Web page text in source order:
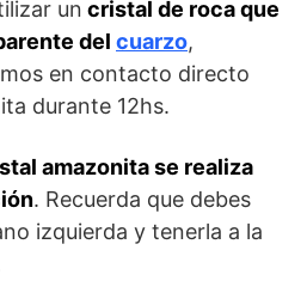
un cristal de roca que
del cuarzo,
en contacto directo
durante 12hs.
amazonita se realiza
. Recuerda que debes
izquierda y tenerla a la